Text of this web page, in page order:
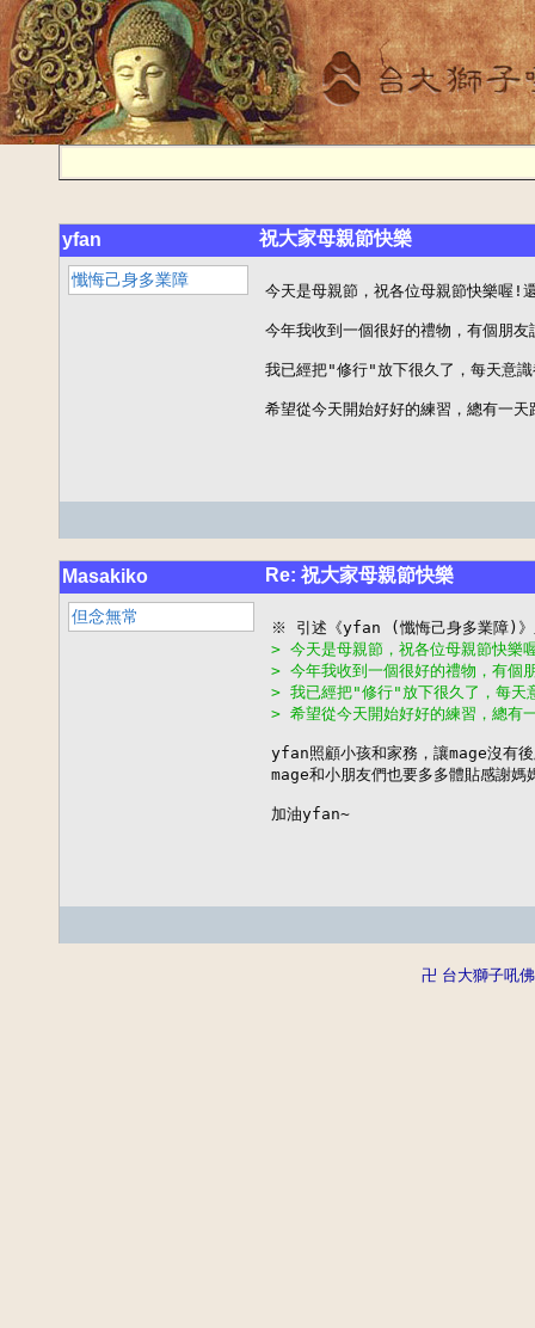
yfan 祝大家母親節快樂
懺悔己身多業障
今天是母親節，祝各位母親節快樂喔!
今年我收到一個很好的禮物，有個朋
我已經把"修行"放下很久了，每天意
希望從今天開始好好的練習，總有
Masakiko Re: 祝大家母親節快樂
但念無常
> 今天是母親節，祝各位母親節快樂
> 今年我收到一個很好的禮物，有個
> 我已經把"修行"放下很久了，每天
> 希望從今天開始好好的練習，總
yfan照顧小孩和家務，讓mage沒有
mage和小朋友們也要多多體貼感謝媽
加油yfan~
卍 台大獅子吼